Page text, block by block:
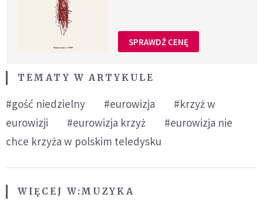
SPRAWDŹ CENĘ
TEMATY W ARTYKULE
#gość niedzielny #eurowizja
#krzyż w
eurowizji
#eurowizja krzyż
#eurowizja nie
chce krzyża w polskim teledysku
WIĘCEJ W:MUZYKA